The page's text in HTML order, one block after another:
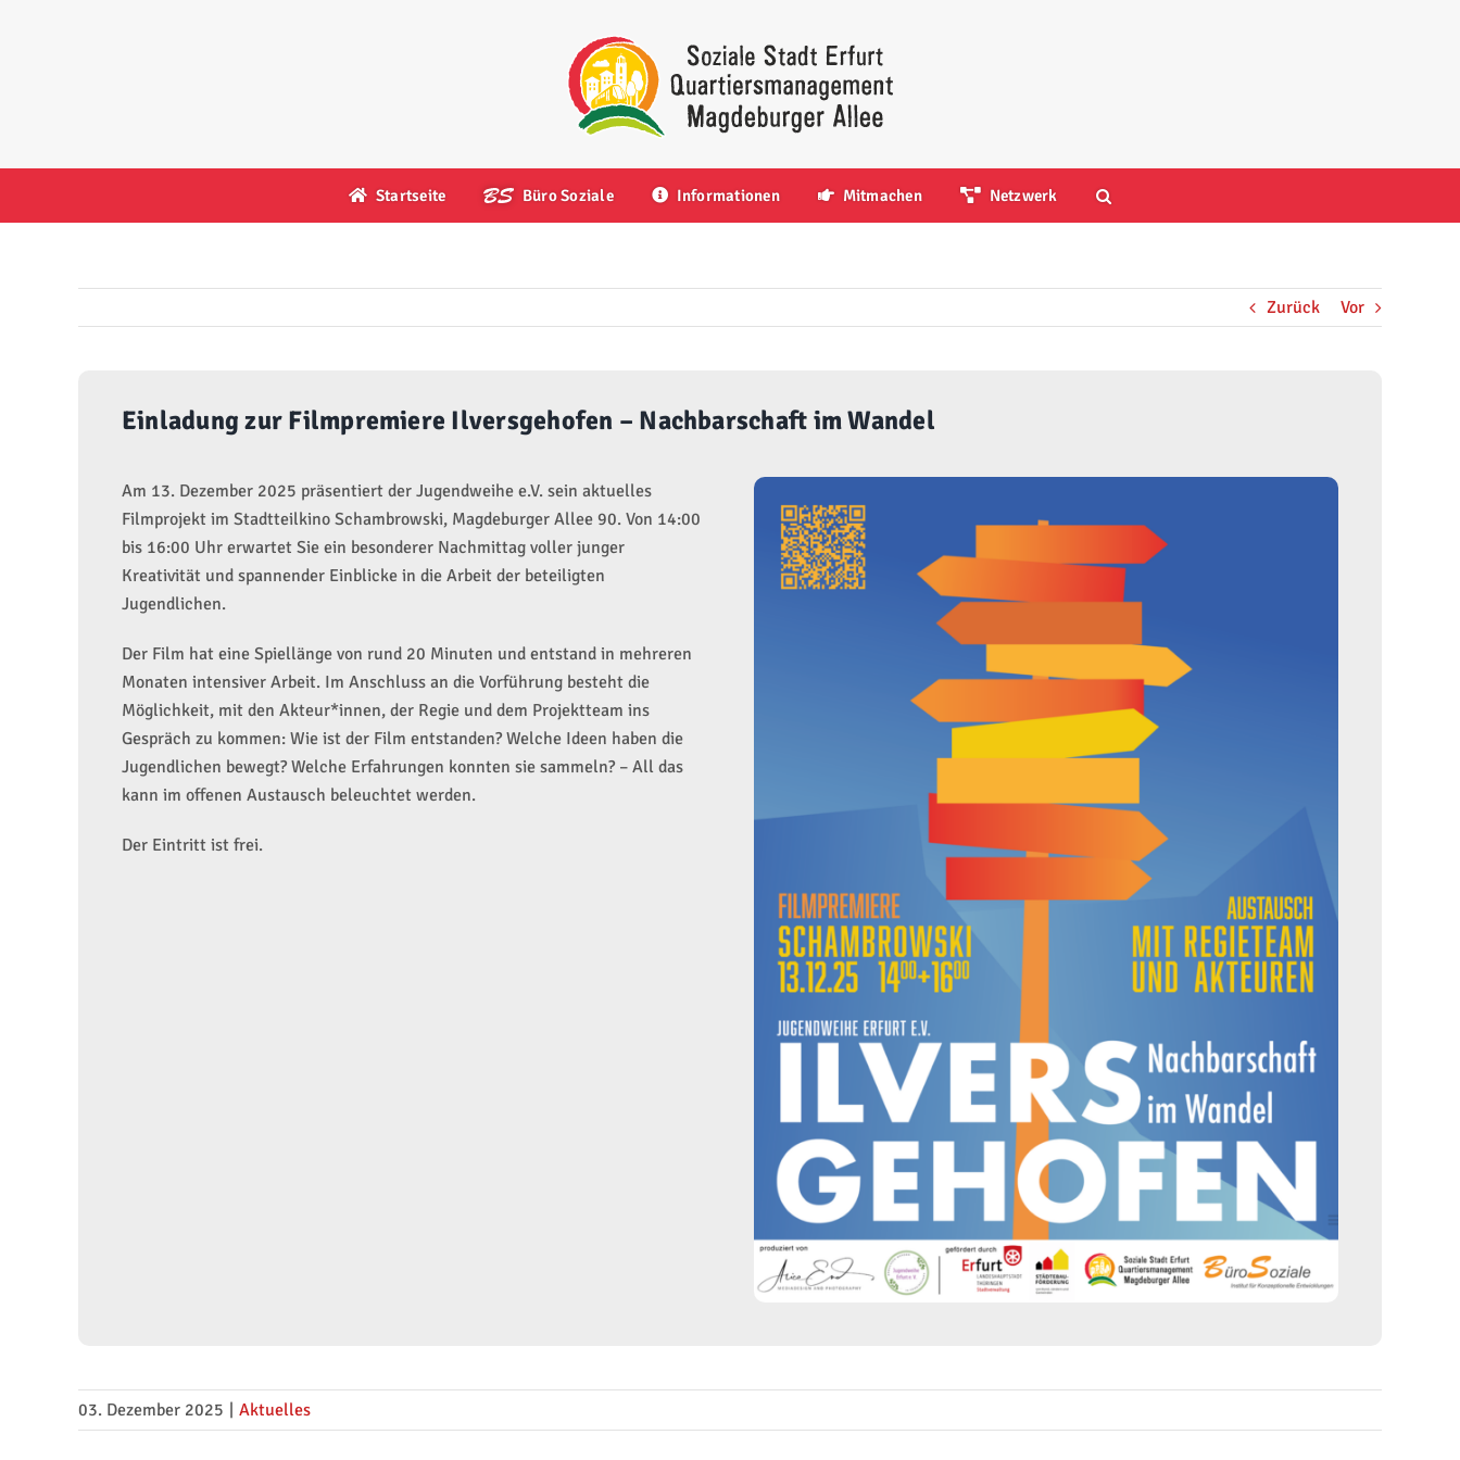
Startseite Büro Soziale Informationen Mitmachen Netzwerk
Zurück Vor
Einladung zur Filmpremiere Ilversgehofen – Nachbarschaft im Wandel
Am 13. Dezember 2025 präsentiert der Jugendweihe e.V. sein aktuelles
Filmprojekt im Stadtteilkino Schambrowski, Magdeburger Allee 90. Von 14:00
bis 16:00 Uhr erwartet Sie ein besonderer Nachmittag voller junger
Kreativität und spannender Einblicke in die Arbeit der beteiligten
Jugendlichen.
Der Film hat eine Spiellänge von rund 20 Minuten und entstand in mehreren
Monaten intensiver Arbeit. Im Anschluss an die Vorführung besteht die
Möglichkeit, mit den Akteur*innen, der Regie und dem Projektteam ins
Gespräch zu kommen: Wie ist der Film entstanden? Welche Ideen haben die
Jugendlichen bewegt? Welche Erfahrungen konnten sie sammeln? – All das
kann im offenen Austausch beleuchtet werden.
Der Eintritt ist frei.
03. Dezember 2025 | Aktuelles